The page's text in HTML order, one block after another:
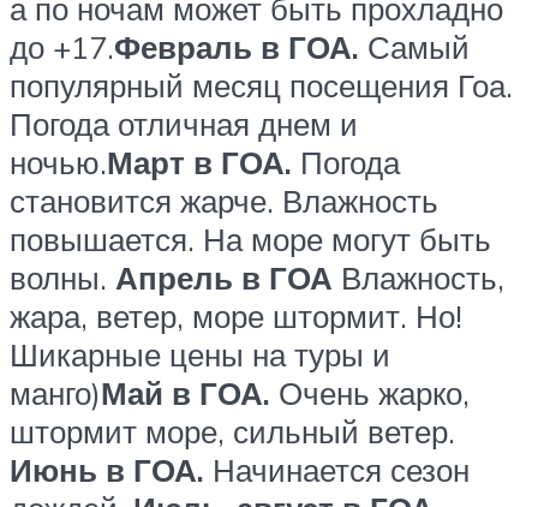
а по ночам может быть прохладно
до +17.Февраль в ГОА. Самый
популярный месяц посещения Гоа.
Погода отличная днем и
ночью.Март в ГОА. Погода
становится жарче. Влажность
повышается. На море могут быть
волны. Апрель в ГОА Влажность,
жара, ветер, море штормит. Но!
Шикарные цены на туры и
манго)Май в ГОА. Очень жарко,
штормит море, сильный ветер.
Июнь в ГОА. Начинается сезон